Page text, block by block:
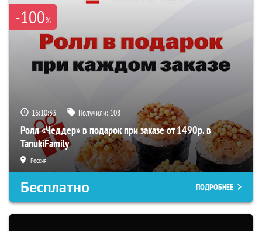
-100%
16:10:33 Получили: 108
Ролл «Чеддер» в подарок при заказе от 1490р. в
TanukiFamily
Россия
Бесплатно ПОДРОБНЕЕ